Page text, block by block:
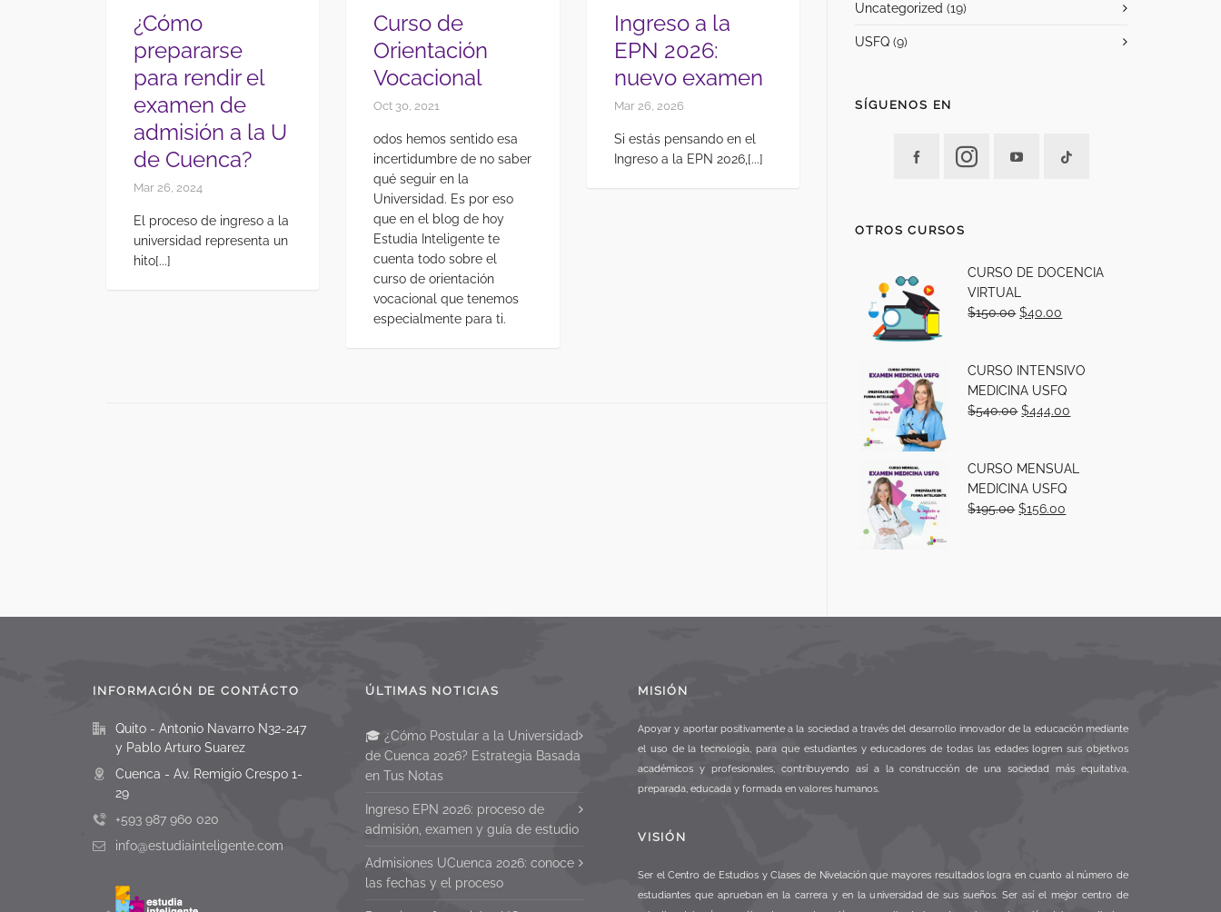
¿Cómo
prepararse
para rendir el
examen de
admisión a la U
de Cuenca?
Mar 26, 2024
El proceso de ingreso a la
universidad representa un
hito[...]
Curso de
Orientación
Vocacional
Oct 30, 2021
odos hemos sentido esa
incertidumbre de no saber
qué seguir en la
Universidad. Es por eso
que en el blog de hoy
Estudia Inteligente te
cuenta todo sobre el
curso de orientación
vocacional que tenemos
especialmente para ti.
Ingreso a la
EPN 2026:
nuevo examen
Mar 26, 2026
Si estás pensando en el
Ingreso a la EPN 2026,[...]
Uncategorized (19)
USFQ (9)
SÍGUENOS EN
OTROS CURSOS
CURSO DE DOCENCIA
VIRTUAL
$150.00 $40.00
CURSO INTENSIVO
MEDICINA USFQ
$540.00 $444.00
CURSO MENSUAL
MEDICINA USFQ
$195.00 $156.00
INFORMACIÓN DE CONTÁCTO
Quito - Antonio Navarro N32-247
y Pablo Arturo Suarez
Cuenca - Av. Remigio Crespo 1-
29
+593 987 960 020
info@estudiainteligente.com
ÚLTIMAS NOTICIAS
🎓 ¿Cómo Postular a la Universidad
de Cuenca 2026? Estrategia Basada
en Tus Notas
Ingreso EPN 2026: proceso de
admisión, examen y guía de estudio
Admisiones UCuenca 2026: conoce
las fechas y el proceso
MISIÓN
Apoyar y aportar positivamente a la sociedad a través del desarrollo innovador de la educación mediante
el uso de la tecnología, para que estudiantes y educadores de todas las edades logren sus objetivos
académicos y profesionales, contribuyendo así a la construcción de una sociedad más equitativa,
preparada, educada y formada en valores humanos.
VISIÓN
Ser el Centro de Estudios y Clases de Nivelación que mayores resultados logra en cuanto al número de
estudiantes que aprueban en la carrera y en la universidad de sus sueños. Ser así el mejor centro de